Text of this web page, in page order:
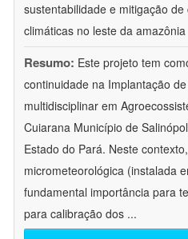
sustentabilidade e mitigação
climáticas no leste da amazônia
Resumo: Este projeto tem
continuidade na Implantação
multidisciplinar em
Cuiarana Município de
Estado do Pará. Neste
micrometeorológica (instalada
fundamental importância para
para calibração dos ...